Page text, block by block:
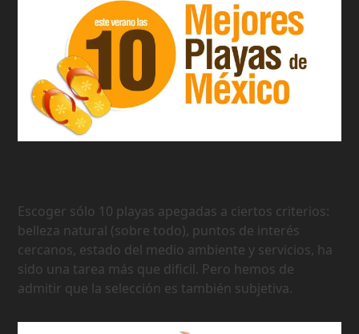
Escoger sólo 10 playas apegadas a ciertos criterios:
belleza natural (sobre todo), puntos de interés
cercanos, estado del medio ambiente y servicios, ha
sido una tarea más que dificil. Pero hemos de
admitir que la selección es también subjetiva.